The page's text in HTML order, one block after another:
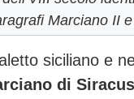
Marciano II
siciliano e
di